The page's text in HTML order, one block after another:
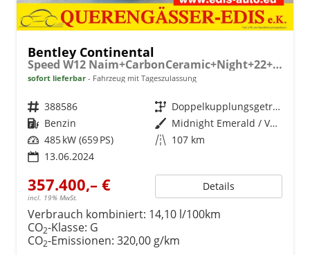
Bentley Continental
Speed W12 Naim+CarbonCeramic+Night+22+MidnightEmerald
sofort lieferbar Fahrzeug mit Tageszulassung
Fahrzeugnr. 388586 Getriebe
Doppelkupplungsgetriebe (DSG)
Kraftstoff Benzin Außenfarbe
Midnight Emerald / Verdeck Schwarz
Leistung 485 kW (659 PS) Kilometerstand 107 km
13.06.2024
357.400,– €
incl. 19% MwSt.
Details
Verbrauch kombiniert: 14,10 l/100km
CO2-Klasse: G
CO2-Emissionen: 320,00 g/km